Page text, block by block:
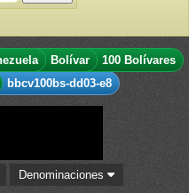
Bolívar
100 Bolívares
bbcv100bs-dd03-e8
Denominaciones